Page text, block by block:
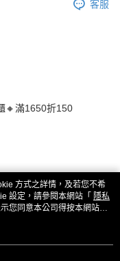
客服
🔸滿1650折150
方式之詳情，及若您不希
設定，請參閱本網站「 隱私
您同意本公司得按本網站使